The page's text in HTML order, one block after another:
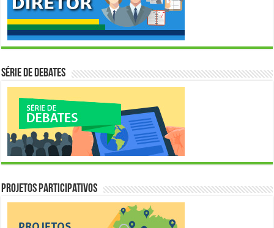
Série de Debates
Projetos Participativos